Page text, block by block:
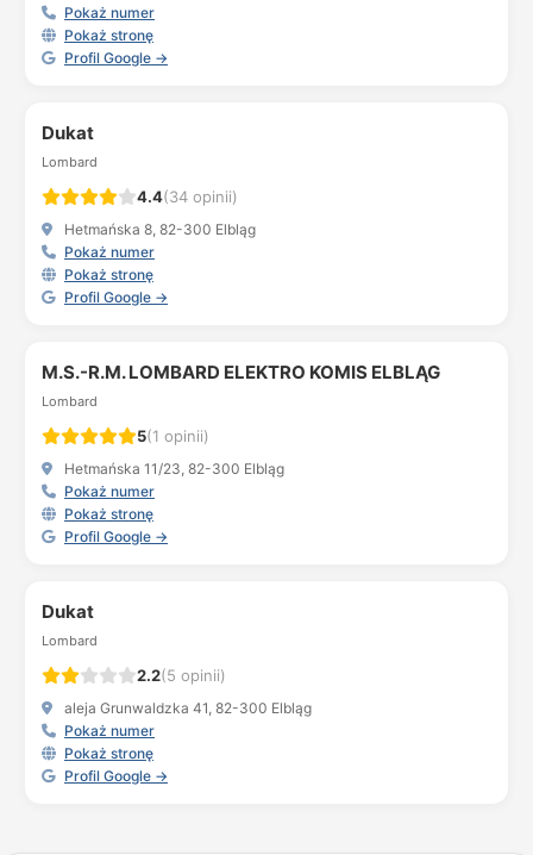
Pokaż numer
Pokaż stronę
Profil Google →
Dukat
Lombard
4.4(34 opinii)
Hetmańska 8, 82-300 Elbląg
Pokaż numer
Pokaż stronę
Profil Google →
M.S.-R.M. LOMBARD ELEKTRO KOMIS ELBLĄG
Lombard
5(1 opinii)
Hetmańska 11/23, 82-300 Elbląg
Pokaż numer
Pokaż stronę
Profil Google →
Dukat
Lombard
2.2(5 opinii)
aleja Grunwaldzka 41, 82-300 Elbląg
Pokaż numer
Pokaż stronę
Profil Google →